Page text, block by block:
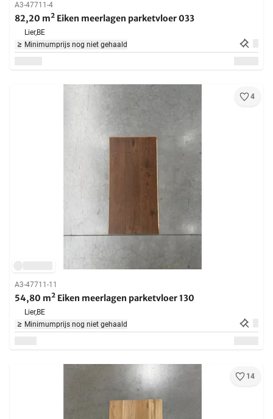
A3-47711-4
82,20 m² Eiken meerlagen parketvloer 033
Lier,BE
Minimumprijs nog niet gehaald
4
A3-47711-11
54,80 m² Eiken meerlagen parketvloer 130
Lier,BE
Minimumprijs nog niet gehaald
14